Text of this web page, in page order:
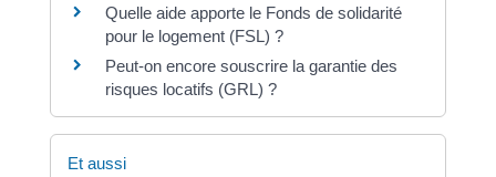
Quelle aide apporte le Fonds de solidarité
pour le logement (FSL) ?
Peut-on encore souscrire la garantie des
risques locatifs (GRL) ?
Et aussi